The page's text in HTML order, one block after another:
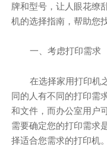
牌和型号，让人眼花缭
机的选择指南，帮助您
一、考虑打印需求
在选择家用打印机
同的人有不同的打印需
和文件，而办公室用户
需要确定您的打印需求
择适合您需求的打印机。